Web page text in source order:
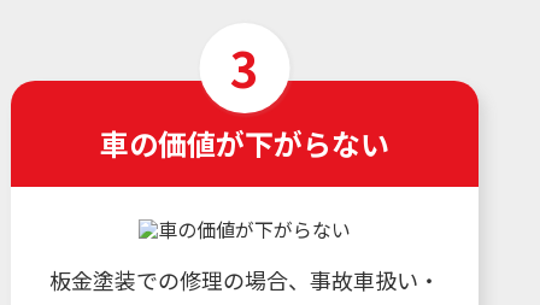
車の価値が下がらない
板金塗装での修理の場合、事故車扱い・